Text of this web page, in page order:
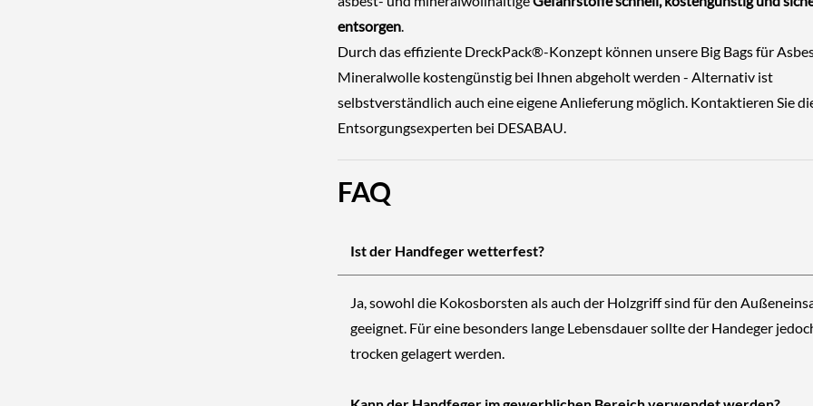
entsorgen.
Durch das effiziente DreckPack®-Konzept können unsere Big Bags für
Mineralwolle kostengünstig bei Ihnen abgeholtwerden - Alternativ ist
selbstverständlich auch eine eigene Anlieferung möglich. Kontaktieren Sie
Entsorgungsexperten bei DESABAU.
FAQ
Ist der Handfeger wetterfest?
Ja, sowohl die Kokosborsten als auch der Holzgriff sind für den
geeignet. Für eine besonders lange Lebensdauer sollte der Handeger
trocken gelagert werden.